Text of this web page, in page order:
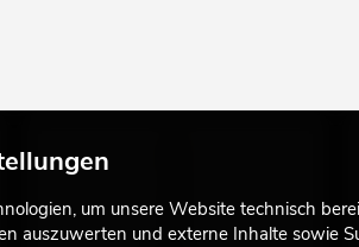
um unsere Website technisch
auszuwerten und externe Inhalte sowie